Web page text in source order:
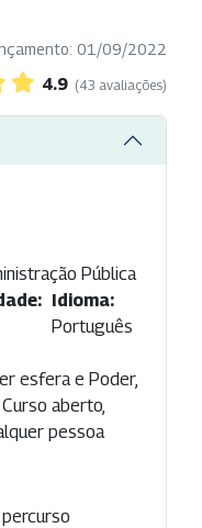
01/09/2022
4.9 (43 avaliações)
Pública
Idioma:
Português
esfera e Poder,
aberto,
pessoa